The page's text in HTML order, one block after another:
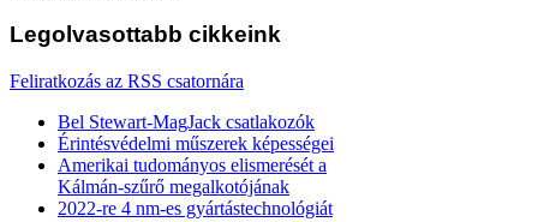
Legolvasottabb cikkeink
Feliratkozás az RSS csatornára
Bel Stewart-MagJack csatlakozók
Érintésvédelmi műszerek képességei
Amerikai tudományos elismerését a
Kálmán-szűrő megalkotójának
2022-re 4 nm-es gyártástechnológiát